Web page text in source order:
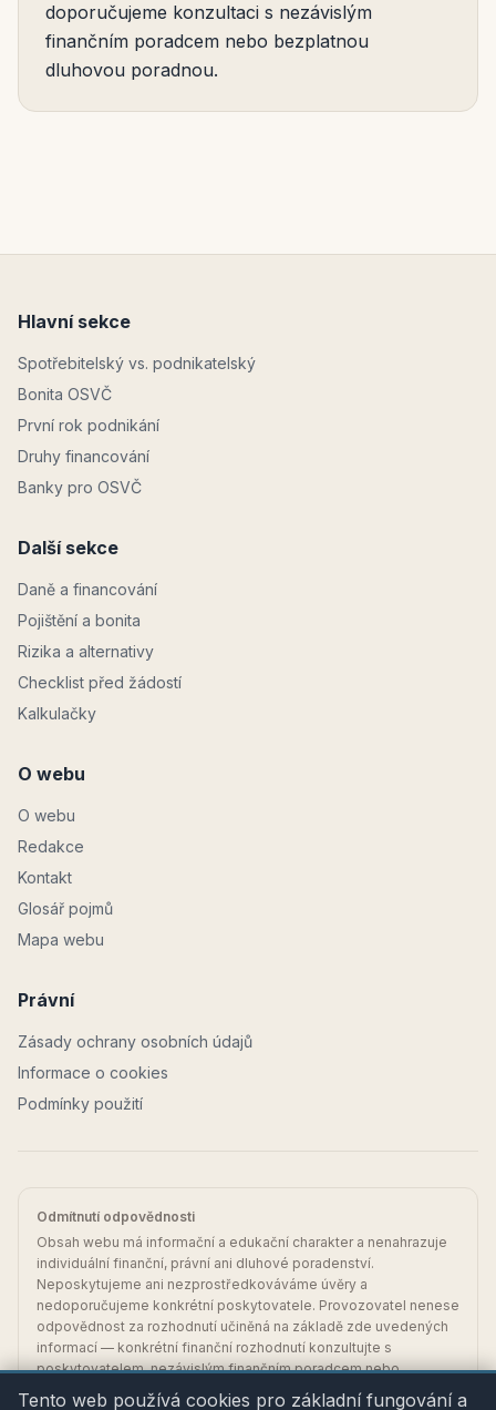
doporučujeme konzultaci s nezávislým
finančním poradcem nebo bezplatnou
dluhovou poradnou.
Hlavní sekce
Spotřebitelský vs. podnikatelský
Bonita OSVČ
První rok podnikání
Druhy financování
Banky pro OSVČ
Další sekce
Daně a financování
Pojištění a bonita
Rizika a alternativy
Checklist před žádostí
Kalkulačky
O webu
O webu
Redakce
Kontakt
Glosář pojmů
Mapa webu
Právní
Zásady ochrany osobních údajů
Informace o cookies
Podmínky použití
Odmítnutí odpovědnosti
Obsah webu má informační a edukační charakter a nenahrazuje
individuální finanční, právní ani dluhové poradenství.
Neposkytujeme ani nezprostředkováváme úvěry a
nedoporučujeme konkrétní poskytovatele. Provozovatel nenese
odpovědnost za rozhodnutí učiněná na základě zde uvedených
informací — konkrétní finanční rozhodnutí konzultujte s
poskytovatelem, nezávislým finančním poradcem nebo
bezplatnou dluhovou poradnou.
Tento web používá cookies pro základní fungování a